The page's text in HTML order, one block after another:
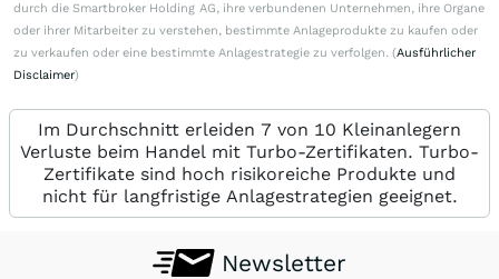
durch die Smartbroker Holding AG, ihre verbundenen Unternehmen, ihre Organe
oder ihrer Mitarbeiter zu verstehen, bestimmte Anlageprodukte zu kaufen oder
zu verkaufen oder eine bestimmte Anlagestrategie zu verfolgen. (Ausführlicher
Disclaimer)
Im Durchschnitt erleiden 7 von 10 Kleinanlegern
Verluste beim Handel mit Turbo-Zertifikaten. Turbo-
Zertifikate sind hoch risikoreiche Produkte und
nicht für langfristige Anlagestrategien geeignet.
Newsletter